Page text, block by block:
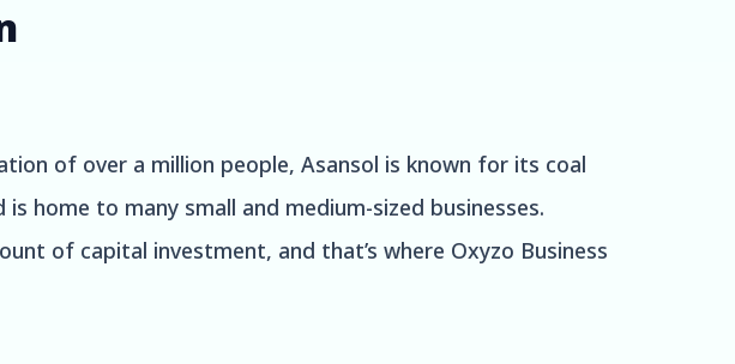
of over a million people, Asansol is known for its coal
home to many small and medium-sized businesses.
of capital investment, and that’s where Oxyzo Business